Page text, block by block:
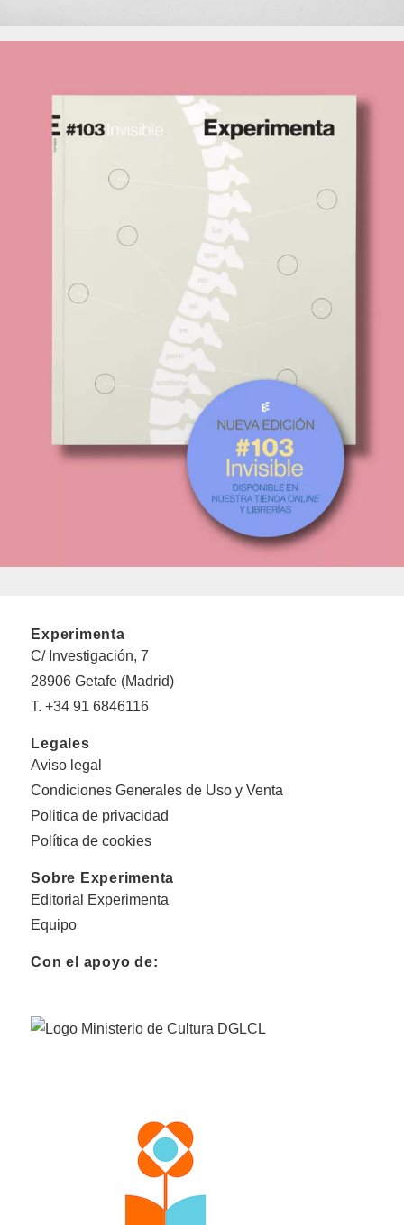
Experimenta
C/ Investigación, 7
28906 Getafe (Madrid)
T. +34 91 6846116
Legales
Aviso legal
Condiciones Generales de Uso y Venta
Politica de privacidad
Política de cookies
Sobre Experimenta
Editorial Experimenta
Equipo
Con el apoyo de: